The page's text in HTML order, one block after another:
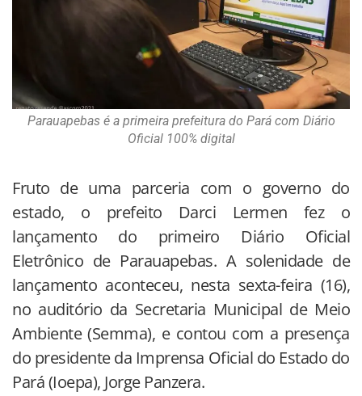
Parauapebas é a primeira prefeitura do Pará com Diário
Oficial 100% digital
Fruto de uma parceria com o governo do
estado, o prefeito Darci Lermen fez o
lançamento do primeiro Diário Oficial
Eletrônico de Parauapebas. A solenidade de
lançamento aconteceu, nesta sexta-feira (16),
no auditório da Secretaria Municipal de Meio
Ambiente (Semma), e contou com a presença
do presidente da Imprensa Oficial do Estado do
Pará (Ioepa), Jorge Panzera.